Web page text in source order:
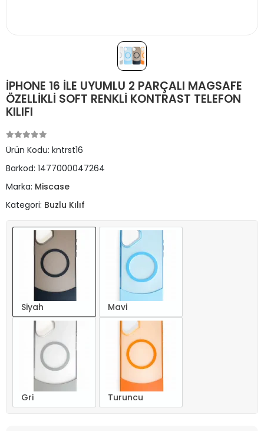
İPHONE 16 İLE UYUMLU 2 PARÇALI MAGSAFE
ÖZELLİKLİ SOFT RENKLİ KONTRAST TELEFON
KILIFI
Ürün Kodu: kntrst16
Barkod: 1477000047264
Marka: Miscase
Kategori: Buzlu Kılıf
Siyah Mavi
Gri Turuncu